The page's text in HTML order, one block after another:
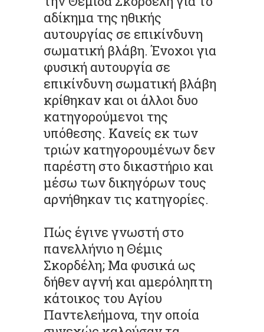
αδίκημα της ηθικής
αυτουργίας σε επικίνδυνη
σωματική βλάβη. Ένοχοι για
φυσική αυτουργία σε
επικίνδυνη σωματική βλάβη
κρίθηκαν και οι άλλοι δυο
κατηγορούμενοι της
υπόθεσης. Κανείς εκ των
τριών κατηγορουμένων δεν
παρέστη στο δικαστήριο και
μέσω των δικηγόρων τους
αρνήθηκαν τις κατηγορίες.
Πώς έγινε γνωστή στο
πανελλήνιο η Θέμις
Σκορδέλη; Μα φυσικά ως
δήθεν αγνή και αμερόληπτη
κάτοικος του Αγίου
Παντελεήμονα, την οποία